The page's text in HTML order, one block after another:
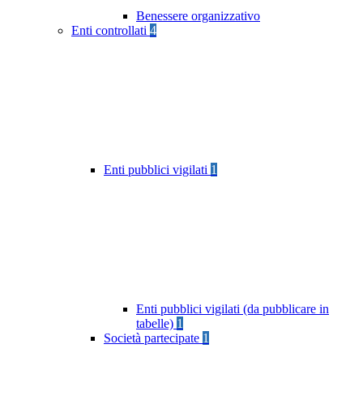
Benessere organizzativo
Enti controllati 4
Enti pubblici vigilati 1
Enti pubblici vigilati (da pubblicare in
tabelle) 1
Società partecipate 1